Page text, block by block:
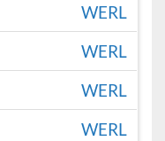
WERL
WERL
WERL
WERL